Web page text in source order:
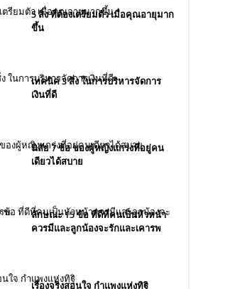
5 สิ่ง ที่ต้องเตรียมตัว เมื่อคุณอายุมาก
ขึ้น
เทคนิค 3 สิ่ง ในการบริหารจัดการ
เงินที่ดี
นิสัย 7 ข้อ ของผู้หญิงแกร่งที่อยู่คน
เดียวได้สบาย
ลักษณะ 15 ข้อ ที่ดีที่คนเป็นหัวหน้า
ควรมีและลูกน้องจะรักและเคารพ
เรื่องจริงสอนใจ กำแพงแห่งทิฐิ